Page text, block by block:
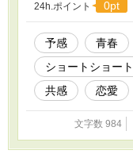
24h.ポイント 0pt
予感 青春
ショートショート
共感
恋愛
文字数 984